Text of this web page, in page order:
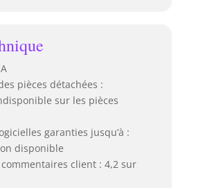
pièces détachées :
sur les pièces
garanties jusqu’à :
disponible
client : 4,2 sur